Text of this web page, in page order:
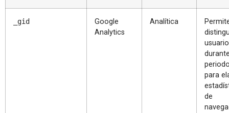
_gid
Google
Analytics
Analítica
para
de